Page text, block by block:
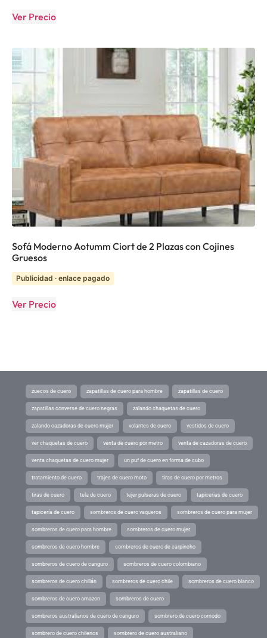
Ver Precio
Sofá Moderno Aotumm Ciort de 2 Plazas con Cojines
Gruesos
Publicidad · enlace pagado
Ver Precio
zuecos de cuero zapatillas de cuero para hombre zapatillas de cuero
zapatillas converse de cuero negras zalando chaquetas de cuero
zalando cazadoras de cuero mujer volantes de cuero vestidos de cuero
ver chaquetas de cuero venta de cuero por metro venta de cazadoras de cuero
venta chaquetas de cuero mujer un puf de cuero en forma de cubo
tratamiento de cuero trajes de cuero moto tiras de cuero por metros
tiras de cuero tela de cuero tejer pulseras de cuero tapicerias de cuero
tapicería de cuero sombreros de cuero vaqueros sombreros de cuero para mujer
sombreros de cuero para hombre sombreros de cuero mujer
sombreros de cuero hombre sombreros de cuero de carpincho
sombreros de cuero de canguro sombreros de cuero colombiano
sombreros de cuero chillán sombreros de cuero chile sombreros de cuero blanco
sombreros de cuero amazon sombreros de cuero
sombreros australianos de cuero de canguro sombrero de cuero comodo
sombrero de cuero chilenos sombrero de cuero australiano